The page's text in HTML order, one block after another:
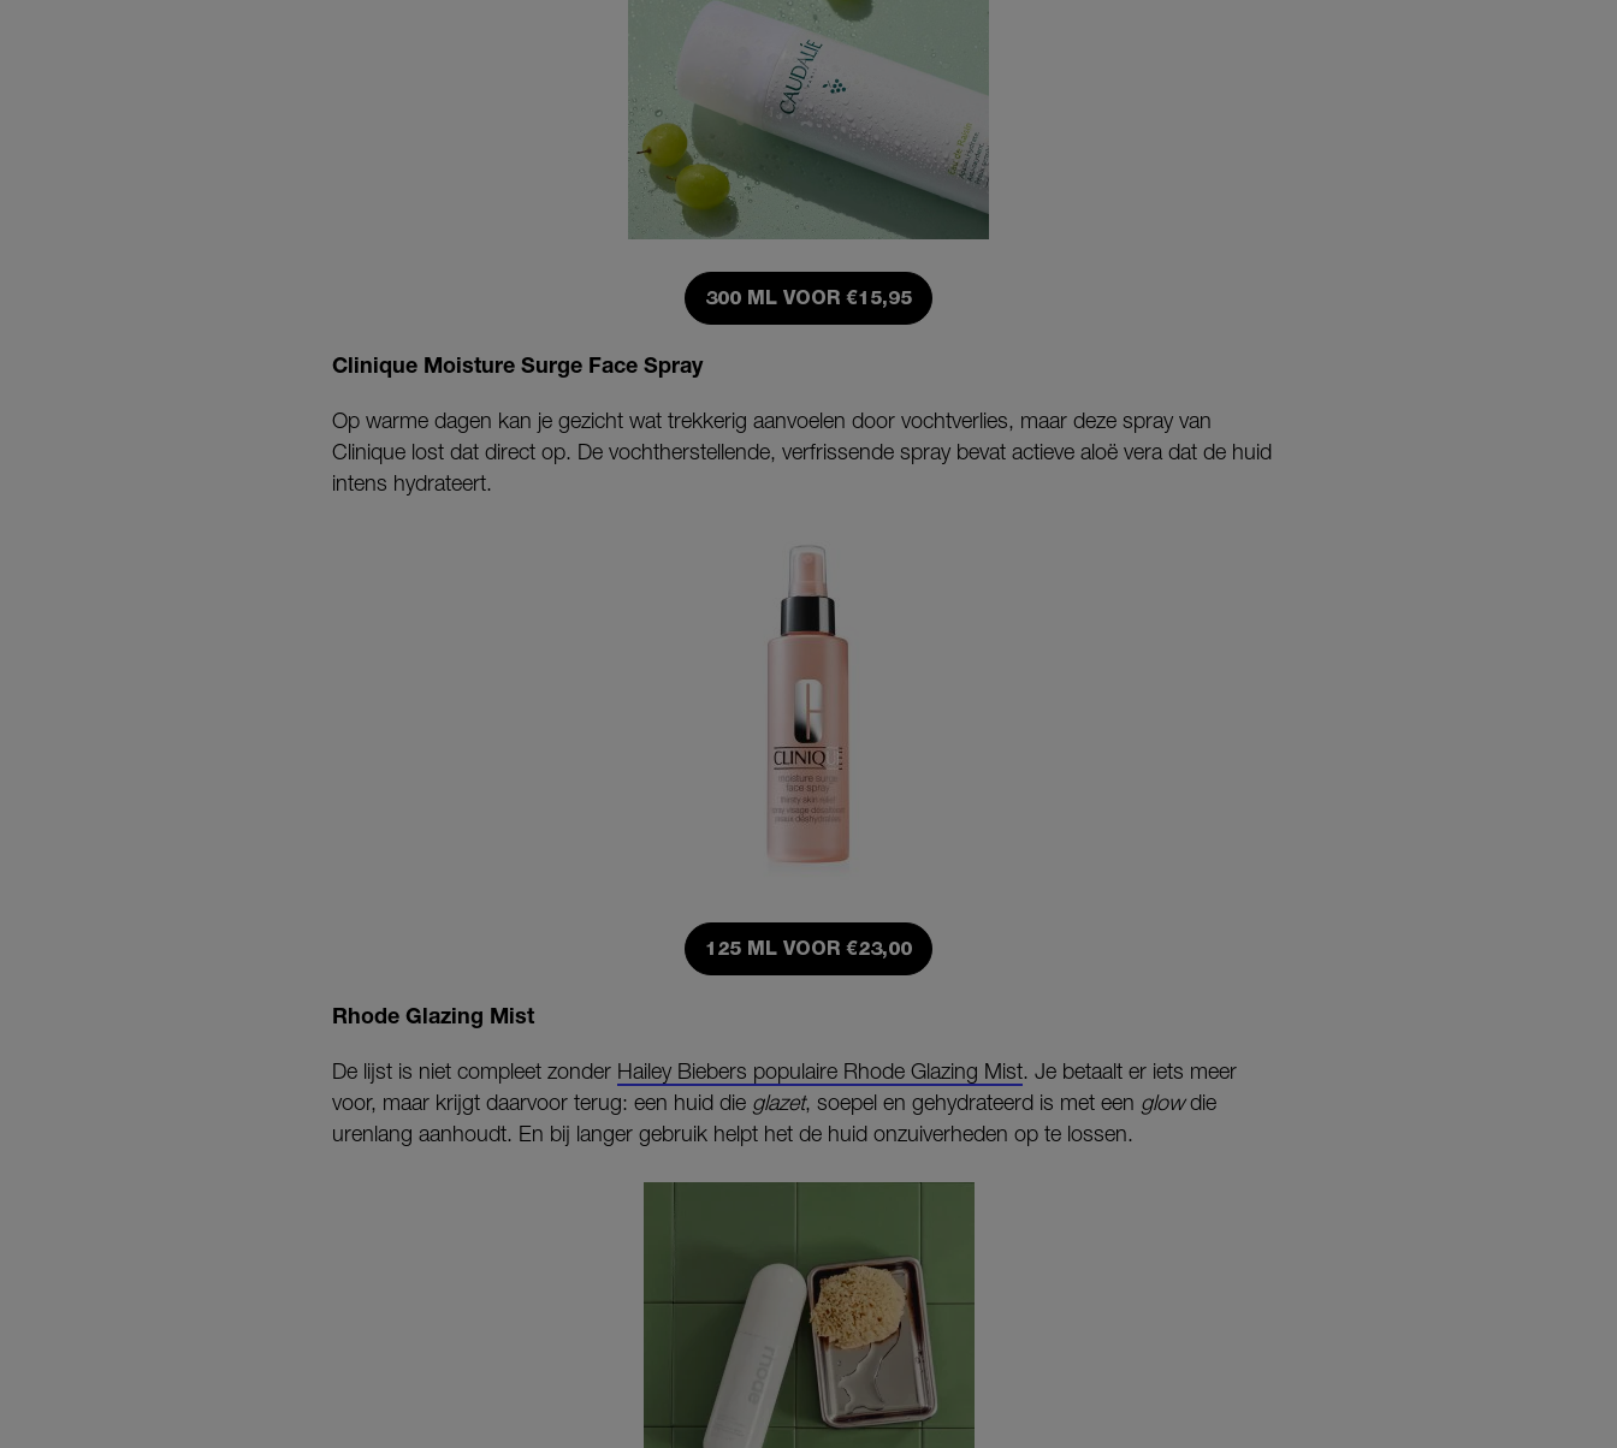
300 ML VOOR €15,95
Clinique Moisture Surge Face Spray
Op warme dagen kan je gezicht wat trekkerig aanvoelen door vochtverlies, maar deze spray van
Clinique lost dat direct op. De vochtherstellende, verfrissende spray bevat actieve aloë vera dat de huid
intens hydrateert.
125 ML VOOR €23,00
Rhode Glazing Mist
De lijst is niet compleet zonder Hailey Biebers populaire Rhode Glazing Mist. Je betaalt er iets meer
voor, maar krijgt daarvoor terug: een huid die glazet, soepel en gehydrateerd is met een glowdie
urenlang aanhoudt. En bij langer gebruik helpt het de huid onzuiverheden op te lossen.